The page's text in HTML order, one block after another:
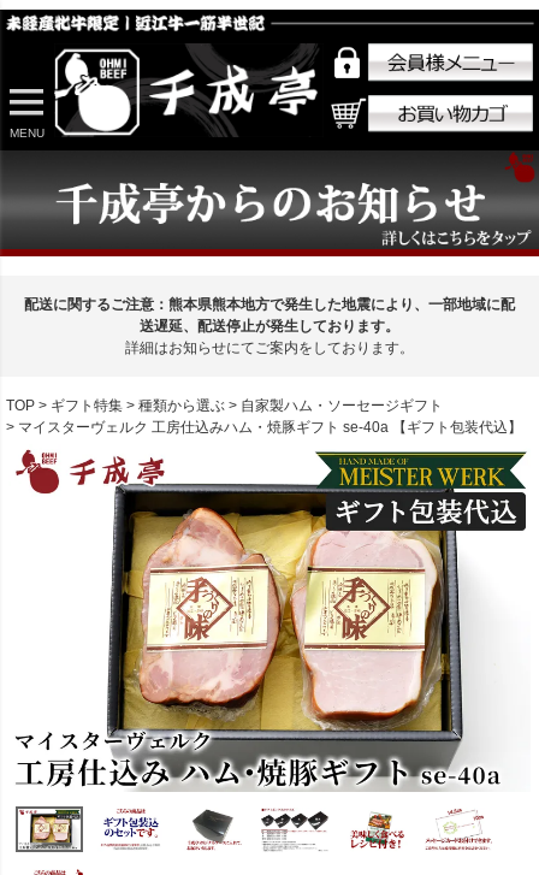
MENU
配送に関するご注意：熊本県熊本地方で発生した地震により、一部地域に配
送遅延、配送停止が発生しております。
詳細はお知らせにてご案内をしております。
TOP ギフト特集 種類から選ぶ
自家製ハム・ソーセージギフト
マイスターヴェルク 工房仕込みハム・焼豚ギフト se-40a 【ギフト包装代込】